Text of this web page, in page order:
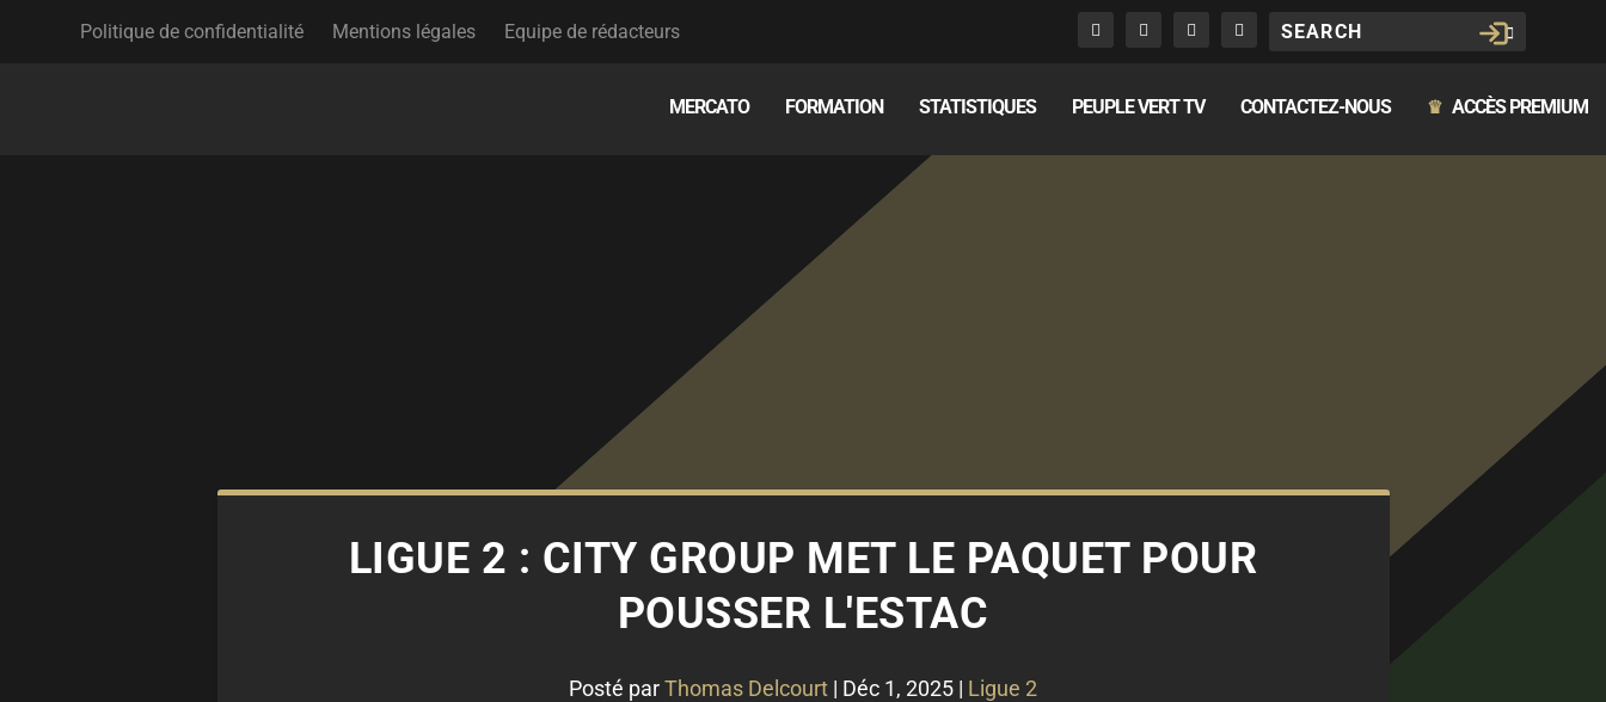
Politique de confidentialité Mentions légales Equipe de rédacteurs
MERCATO FORMATION STATISTIQUES PEUPLE VERT TV CONTACTEZ-NOUS ♛ ACCÈS PREMIUM
LIGUE 2 : CITY GROUP MET LE PAQUET POUR
POUSSER L'ESTAC
Posté parThomas Delcourt | Déc 1, 2025 | Ligue 2